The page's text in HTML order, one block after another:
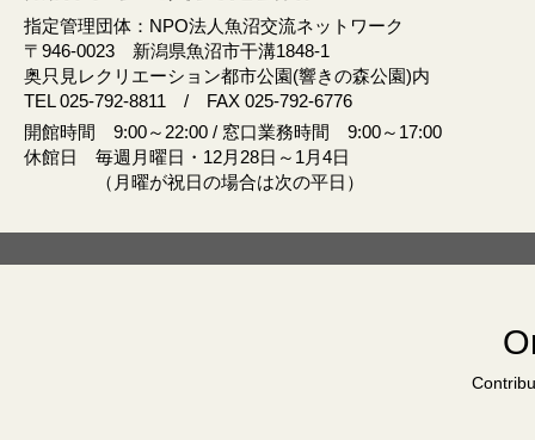
指定管理団体：NPO法人魚沼交流ネットワーク
〒946‐0023 新潟県魚沼市干溝1848‐1
奥只見レクリエーション都市公園(響きの森公園)内
TEL 025-792-8811 / FAX 025-792-6776
開館時間 9:00～22:00 / 窓口業務時間 9:00～17:00
休館日 毎週月曜日・12月28日～1月4日
（月曜が祝日の場合は次の平日）